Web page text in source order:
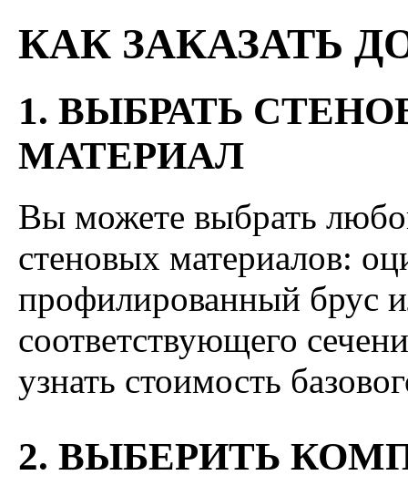
КАК ЗАКАЗАТЬ
1. ВЫБРАТЬ
МАТЕРИАЛ
Вы можете выбрать
стеновых материалов:
профилированный брус
соответствующего
узнать стоимость
2. ВЫБЕРИТЬ